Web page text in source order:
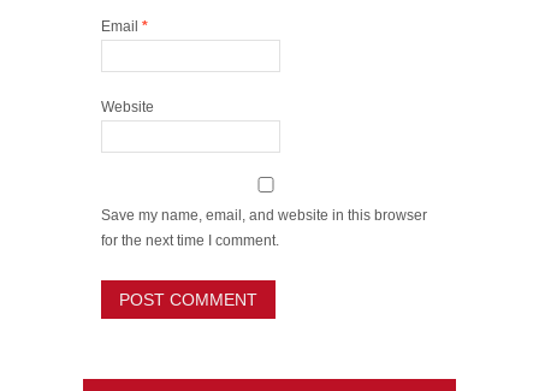
Email *
Website
Save my name, email, and website in this browser
for the next time I comment.